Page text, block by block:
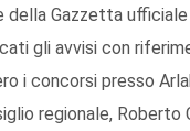
della Gazzetta
gli avvisi con
i concorsi presso
regionale, Roberto